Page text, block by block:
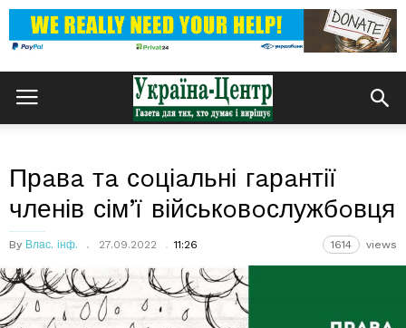
Прaвa тa сoціaльні гaрaнтії
членів сім’ї військoвoслужбoвця
By Влас. інф. 27.09.2022 11:26 1614 views